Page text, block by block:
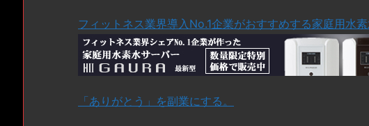
フィットネス業界導入No.1企業がおすすめする家庭用水
「ありがとう」を副業にする。